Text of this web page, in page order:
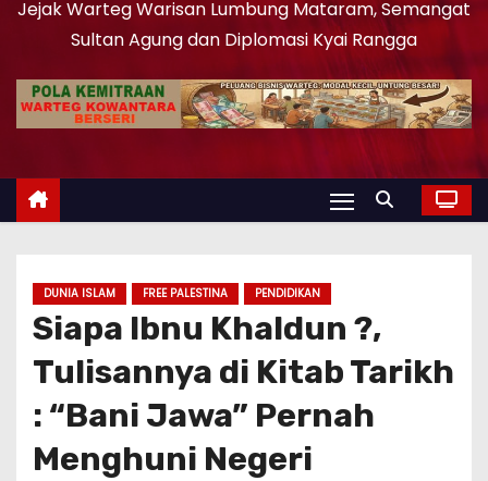
Jejak Warteg Warisan Lumbung Mataram, Semangat
Sultan Agung dan Diplomasi Kyai Rangga
DUNIA ISLAM FREE PALESTINA PENDIDIKAN
Siapa Ibnu Khaldun ?,
Tulisannya di Kitab Tarikh
: “Bani Jawa” Pernah
Menghuni Negeri